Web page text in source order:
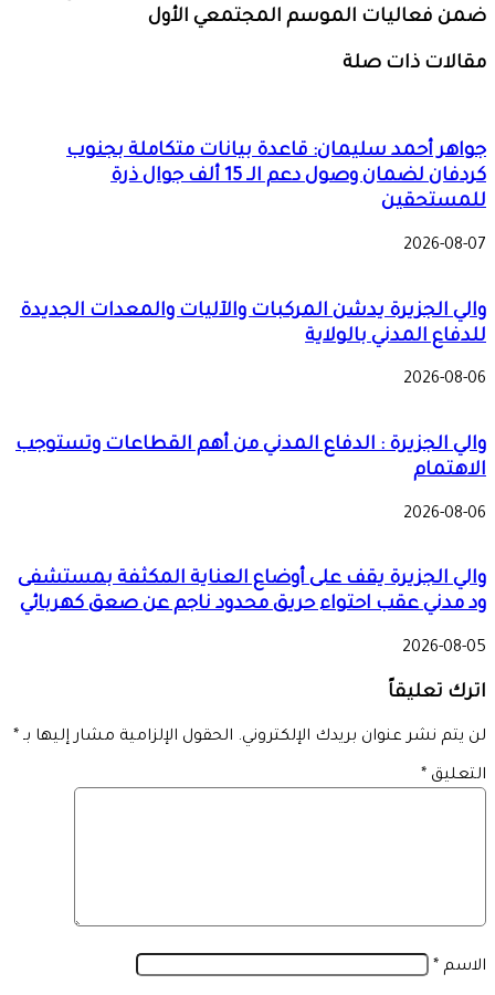
ضمن فعاليات الموسم المجتمعي الأول
مقالات ذات صلة
جواهر أحمد سليمان: قاعدة بيانات متكاملة بجنوب
كردفان لضمان وصول دعم الـ 15 ألف جوال ذرة
للمستحقين
2026-08-07
والي الجزيرة يدشن المركبات والآليات والمعدات الجديدة
للدفاع المدني بالولاية
2026-08-06
والي الجزيرة : الدفاع المدني من أهم القطاعات وتستوجب
الاهتمام
2026-08-06
والي الجزيرة يقف على أوضاع العناية المكثفة بمستشفى
ود مدني عقب احتواء حريق محدود ناجم عن صعق كهربائي
2026-08-05
اترك تعليقاً
لن يتم نشر عنوان بريدك الإلكتروني. الحقول الإلزامية مشار إليها بـ *
التعليق *
الاسم *